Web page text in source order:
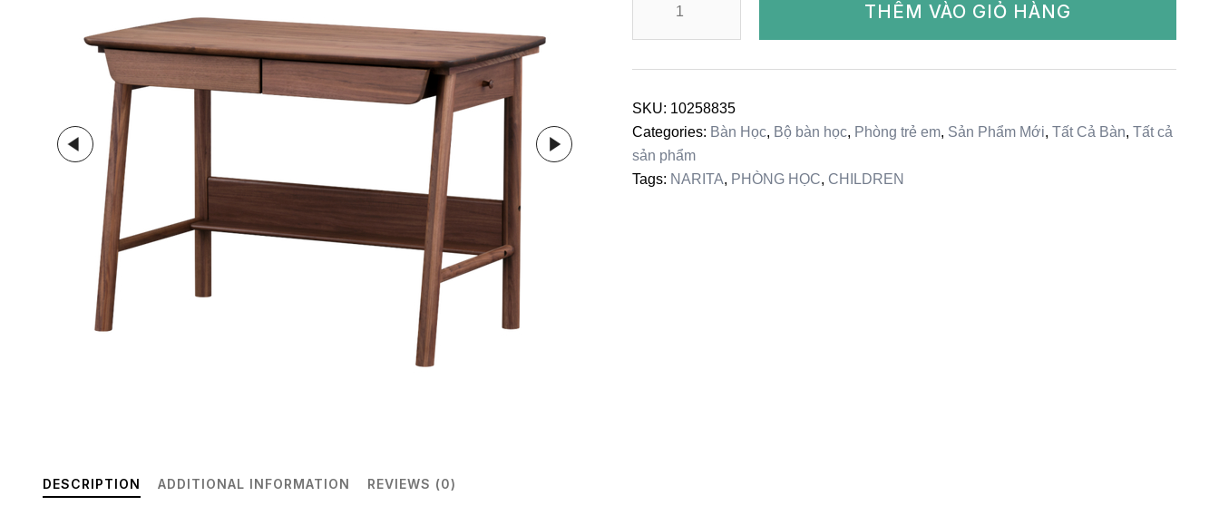
NARITA
quantity
THÊM VÀO GIỎ HÀNG
SKU: 10258835
Categories: Bàn Học, Bộ bàn học, Phòng trẻ em, Sản Phẩm Mới, Tất Cả Bàn, Tất cả
sản phẩm
Tags: NARITA, PHÒNG HỌC, CHILDREN
DESCRIPTION ADDITIONAL INFORMATION REVIEWS (0)